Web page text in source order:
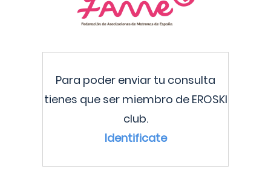
Para poder enviar tu consulta
tienes que ser miembro de EROSKI
club.
Identificate